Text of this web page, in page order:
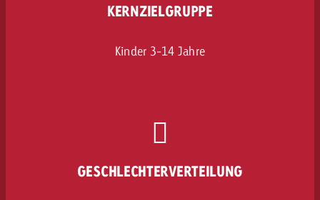
KERNZIELGRUPPE
Kinder 3-14 Jahre
GESCHLECHTERVERTEILUNG